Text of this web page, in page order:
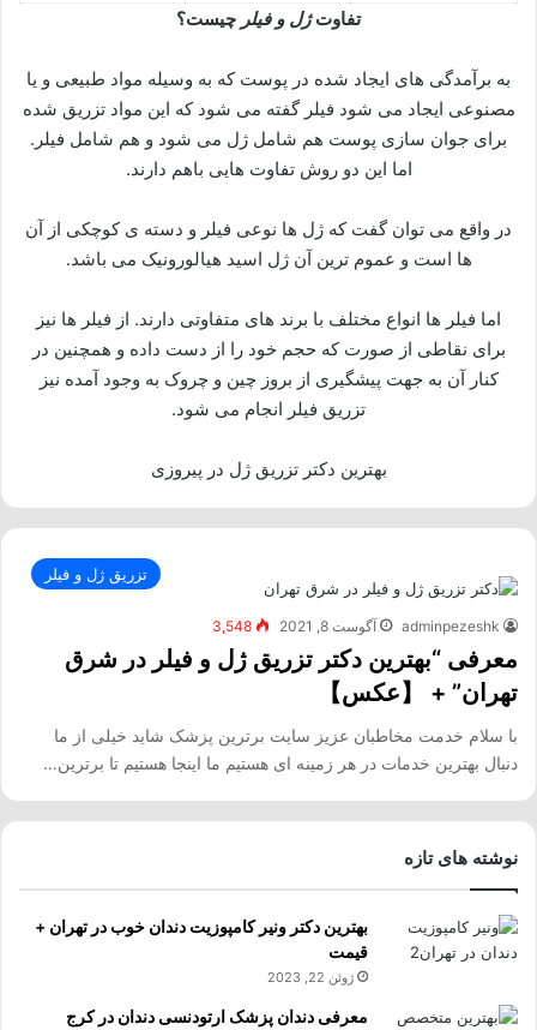
تفاوتژل و فیلر چیست؟
به برآمدگی های ایجاد شده در پوست که به وسیله مواد طبیعی و یا
مصنوعی ایجاد می شود فیلر گفته می شود که این مواد تزریق شده
برای جوان سازی پوست هم شامل ژل می شود و هم شامل فیلر.
اما این دو روش تفاوت هایی باهم دارند.
در واقع می توان گفت که ژل ها نوعی فیلر و دسته ی کوچکی از آن
ها است و عموم ترین آن ژل اسید هیالورونیک می باشد.
اما فیلر ها انواع مختلف با برند های متفاوتی دارند. از فیلر ها نیز
برای نقاطی از صورت که حجم خود را از دست داده و همچنین در
کنار آن به جهت پیشگیری از بروز چین و چروک به وجود آمده نیز
تزریق فیلر انجام می شود.
بهترین دکتر تزریق ژل در پیروزی
تزریق ژل و فیلر
adminpezeshk آگوست 8, 2021 3,548
معرفی “بهترین دکتر تزریق ژل و فیلر در شرق
تهران” + 【عکس】
با سلام خدمت مخاطبان عزیز سایت برترین پزشک شاید خیلی از ما
دنبال بهترین خدمات در هر زمینه ای هستیم ما اینجا هستیم تا برترین…
نوشته های تازه
بهترین دکتر ونیر کامپوزیت دندان خوب در تهران +
قیمت
ژوئن 22, 2023
معرفی دندان پزشک ارتودنسی دندان در کرج